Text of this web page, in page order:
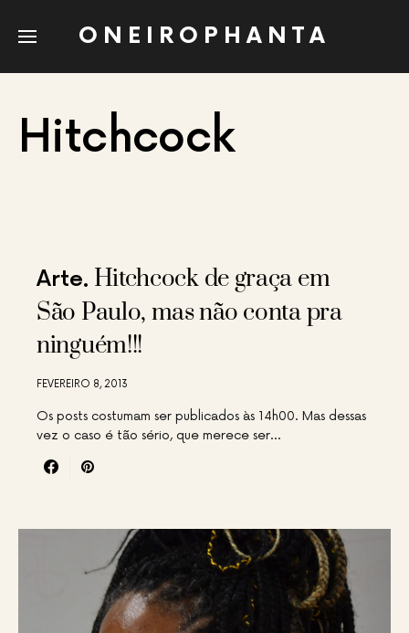
ONEIROPHANTA
Hitchcock
Arte Hitchcock de graça em
São Paulo, mas não conta pra
ninguém!!!
FEVEREIRO 8, 2013
Os posts costumam ser publicados às 14h00. Mas dessas
vez o caso é tão sério, que merece ser…